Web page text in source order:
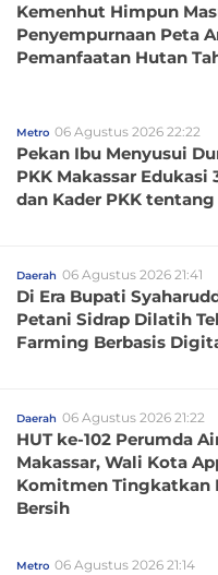
Kemenhut Himpun
Penyempurnaan Peta
Pemanfaatan Hutan
Metro 06 Agustus 2026 22:22
Pekan Ibu Menyusui
PKK Makassar Edukasi
dan Kader PKK
Daerah 06 Agustus 2026 21:41
Di Era Bupati
Petani Sidrap Dilatih
Farming Berbasis
Daerah 06 Agustus 2026 21:22
HUT ke-102 Perumda
Makassar, Wali Kota
Komitmen Tingkatkan
Bersih
Metro 06 Agustus 2026 21:14